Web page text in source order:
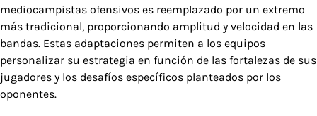
mediocampistas ofensivos es reemplazado por un extremo
más tradicional, proporcionando amplitud y velocidad en las
bandas. Estas adaptaciones permiten a los equipos
personalizar su estrategia en función de las fortalezas de sus
jugadores y los desafíos específicos planteados por los
oponentes.